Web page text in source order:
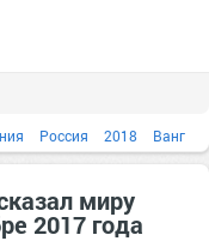
Россия 2018 Ванг
миру
2017 года